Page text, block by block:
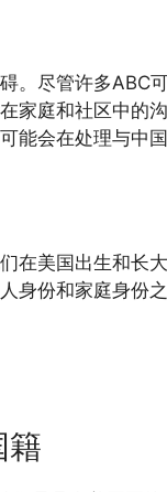
。尽管许多ABC
家庭和社区中的
能会在处理与中
在美国出生和长
身份和家庭身份
籍